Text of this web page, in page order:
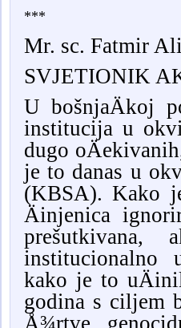
***
Mr. sc. Fatmir
SVJETIONIK
U bošnjaÄkoj
institucija u
dugo
je to danas u
(KBSA). Kako
Äinjenica
institucionalno
kako je to
godina s ciljem